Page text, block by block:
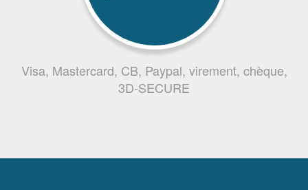
Visa, Mastercard, CB, Paypal, virement, chèque,
3D-SECURE